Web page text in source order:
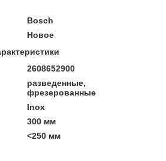
Bosch
Новое
2608652900
разведенные,
фрезерованные
Inox
300 мм
<250 мм